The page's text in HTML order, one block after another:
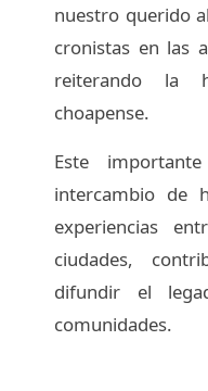
nuestro querido
cronistas en las
reiterando la
choapense.
Este
intercambio de
experiencias
ciudades,
difundir el
comunidades.